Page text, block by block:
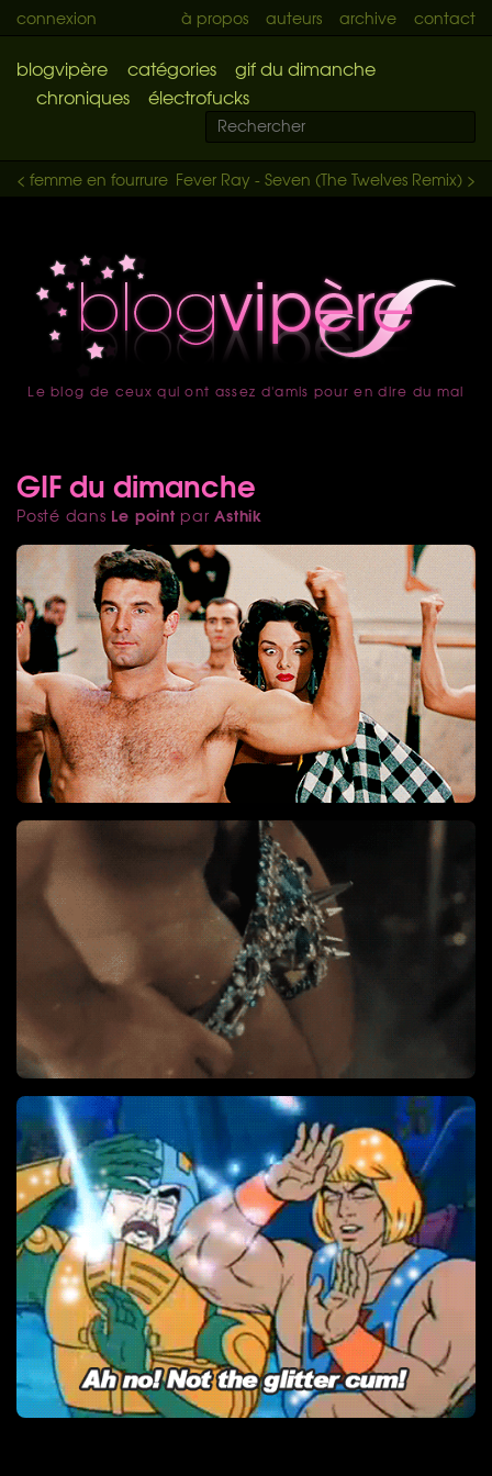
connexion à propos auteurs archive contact
blogvipère catégories
gif du dimanche
chroniques
électrofucks
Fever Ray - Seven (The Twelves Remix) >
< femme en fourrure
accueil
Le blog de ceux qui ont assez d'amis pour en dire du mal
GIF du dimanche
Posté dans Le point parAsthik